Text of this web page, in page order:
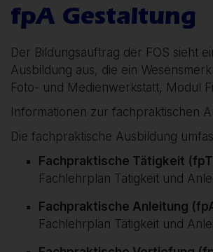
fpA Gestaltung
Der Bildungsauftrag der FOS sieht
Ausbildung aus, die ein
Foto- und Medienwerkstatt, Modul
Informationen zur fachpraktischen
Die fachpraktische Ausbildung
Fachpraktische Tätigkeit
Fachlehrplan Tätigkeit und
Fachpraktische Anleitung
Fachlehrplan Tätigkeit und